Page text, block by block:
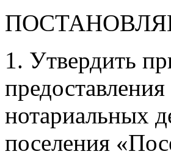
1. Утвердить
нотариальных
поселения